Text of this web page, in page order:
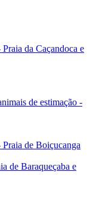
da Caçandoca e
de estimação -
de Boiçucanga
de Baraqueçaba e